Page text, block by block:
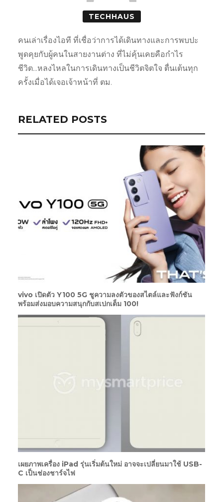
TECHHAUS
คนเล่าเรื่องไอที ที่เชื่อว่าการได้เดินทางและการพบปะ
พูดคุยกับผู้คนในสายงานต่าง ที่ไม่คุ้นเคยคือกำไร
ชีวิต...หลงไหลในการเดินทางเป็นชีวิตจิตใจ ตื่นเต้นทุก
ครั้งเมื่อได้เจอเจ้าหน้าที่ ตม.
RELATED POSTS
vivo เปิดตัว Y100 5G ชูความลงตัวของสไตล์และฟังก์ชัน
พร้อมส่งมอบความสนุกกับสเปกเต็ม 100!
เผยภาพเครื่อง iPad รุ่นเริ่มต้นใหม่ อาจจะเปลี่ยนมาใช้ USB-
C เป็นช่องชาร์จไฟ